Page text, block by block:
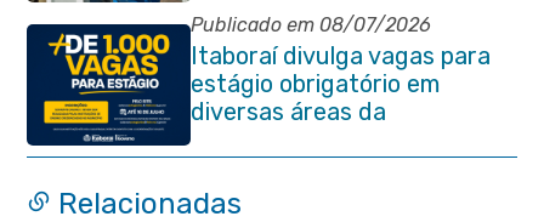
Publicado em 08/07/2026
Itaboraí divulga vagas para
estágio obrigatório em
diversas áreas da
administração pública
Relacionadas